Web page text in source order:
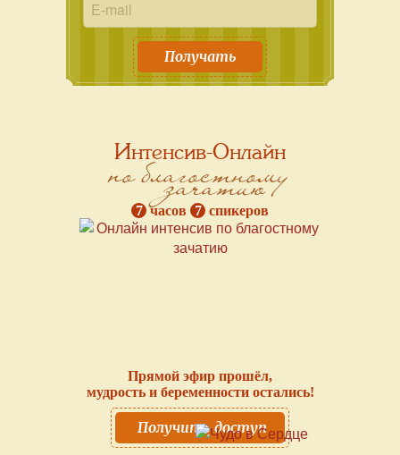
Получать
Интенсив-Онлайн
по благостному
зачатию
7 часов 7 спикеров
Прямой эфир прошёл,
мудрость и беременности остались!
Получить доступ